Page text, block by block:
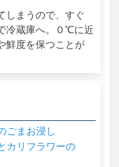
しまうので、すぐ
冷蔵庫へ。０℃に近
鮮度を保つことが
ごまお浸し
カリフラワーの